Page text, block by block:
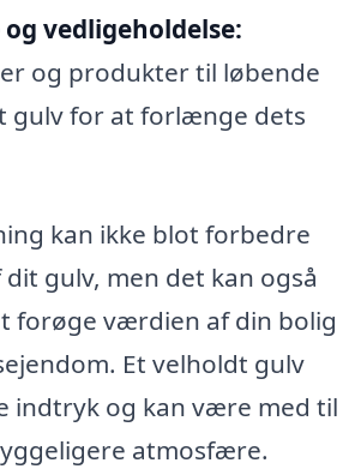
vedligeholdelse:
og produkter til løbende
gulv for at forlænge dets
kan ikke blot forbedre
gulv, men det kan også
forøge værdien af din bolig
Et velholdt gulv
indtryk og kan være med til
atmosfære.